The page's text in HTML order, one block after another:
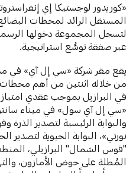
«كوريدور لوجستيكا إي
المستقل الرائد لمحطات البضائع
لتسجل المجموعة دخولها الرسمي
عبر صفقة توسُّع استراتيجية.
يقع مقر شركة «سي إل آي» في
من خلاله اثنتين من أهم محطات
في البرازيل بموجب عقدي
«سي إل آي سول» في ميناء
والبوابة الرئيسية لتصدير
نورتي»، البوابة الحيوية
"قوس الشمال" البرازيلي،
المُطلة على حوض الأمازون،